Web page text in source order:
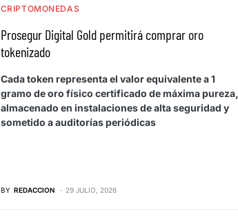
CRIPTOMONEDAS
Prosegur Digital Gold permitirá comprar oro
tokenizado
Cada token representa el valor equivalente a 1
gramo de oro físico certificado de máxima pureza,
almacenado en instalaciones de alta seguridad y
sometido a auditorías periódicas
BY REDACCION 29 JULIO, 2026